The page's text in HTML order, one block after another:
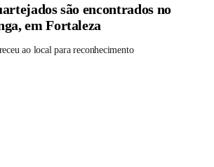
são encontrados no
em Fortaleza
ao local para reconhecimento